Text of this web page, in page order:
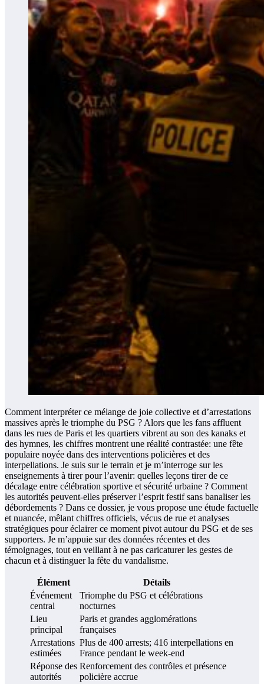
Comment interpréter ce mélange de joie collective et d’arrestations
massives après le triomphe du PSG ? Alors que les fans affluent
dans les rues de Paris et les quartiers vibrent au son des kanaks et
des hymnes, les chiffres montrent une réalité contrastée: une fête
populaire noyée dans des interventions policières et des
interpellations. Je suis sur le terrain et je m’interroge sur les
enseignements à tirer pour l’avenir: quelles leçons tirer de ce
décalage entre célébration sportive et sécurité urbaine ? Comment
les autorités peuvent-elles préserver l’esprit festif sans banaliser les
débordements ? Dans ce dossier, je vous propose une étude factuelle
et nuancée, mêlant chiffres officiels, vécus de rue et analyses
stratégiques pour éclairer ce moment pivot autour du PSG et de ses
supporters. Je m’appuie sur des données récentes et des
témoignages, tout en veillant à ne pas caricaturer les gestes de
chacun et à distinguer la fête du vandalisme.
Élément
Détails
Événement
central
Triomphe du PSG et célébrations
nocturnes
Lieu
principal
Paris et grandes agglomérations
françaises
Arrestations
estimées
Plus de 400 arrests; 416 interpellations en
France pendant le week-end
Réponse des
autorités
Renforcement des contrôles et présence
policière accrue